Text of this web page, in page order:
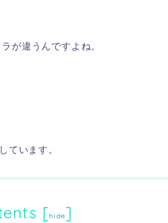
が違うんですよね。
ています。
[hide]